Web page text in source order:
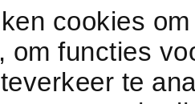
cookies
om functies
te